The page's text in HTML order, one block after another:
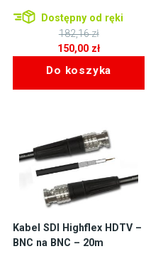
Dostępny od ręki
182,16zł
wynosiła:
182,16 zł.
150,00 zł
wynosi:
Do koszyka
Kabel SDI Highflex HDTV –
BNC na BNC – 20m